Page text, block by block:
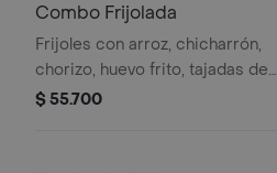
Combo Frijolada
Frijoles con arroz, chicharrón,
chorizo, huevo frito, tajadas de
plátano y aguacate + bebida
$ 55.700